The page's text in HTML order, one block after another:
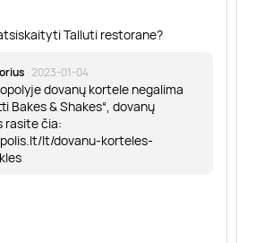
Talluti restorane?
· 2023-01-04
dovanų kortele negalima
Bakes & Shakes“, dovanų
rasite čia:
lt/dovanu-korteles-